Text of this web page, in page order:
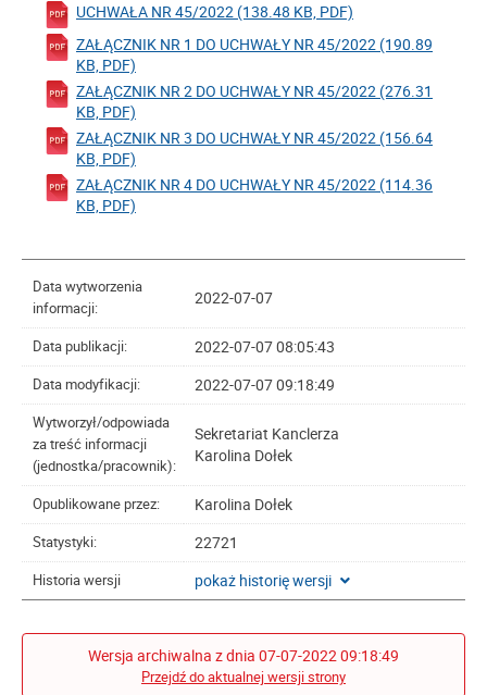
UCHWAŁA NR 45/2022 (138.48 KB, PDF)
ZAŁĄCZNIK NR 1 DO UCHWAŁY NR 45/2022 (190.89
KB, PDF)
ZAŁĄCZNIK NR 2 DO UCHWAŁY NR 45/2022 (276.31
KB, PDF)
ZAŁĄCZNIK NR 3 DO UCHWAŁY NR 45/2022 (156.64
KB, PDF)
ZAŁĄCZNIK NR 4 DO UCHWAŁY NR 45/2022 (114.36
KB, PDF)
Data wytworzenia
informacji:
2022-07-07
Data publikacji: 2022-07-07 08:05:43
Data modyfikacji: 2022-07-07 09:18:49
Wytworzył/odpowiada
za treść informacji
(jednostka/pracownik):
Sekretariat Kanclerza
Karolina Dołek
Opublikowane przez: Karolina Dołek
Statystyki: 22721
Historia wersji pokaż historię wersji
Wersja archiwalna z dnia 07-07-2022 09:18:49
Przejdź do aktualnej wersji strony